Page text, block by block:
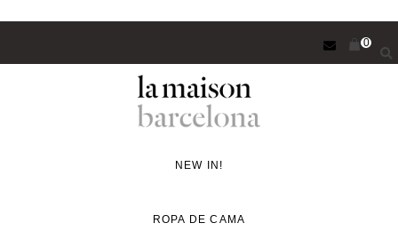
0
NEW IN!
ROPA DE CAMA